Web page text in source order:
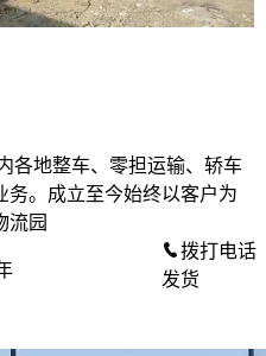
各地整车、零担运输、轿车
务。成立至今始终以客户为
流园
拨打电话
发货